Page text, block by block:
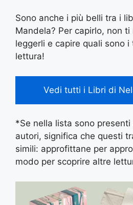
Sono anche i più belli tra i
Mandela? Per capirlo, non
leggerli e capire quali sono
lettura!
Vedi tutti i Libri di
*Se nella lista sono
autori, significa che questi
simili: approfittane per
modo per scoprire altre